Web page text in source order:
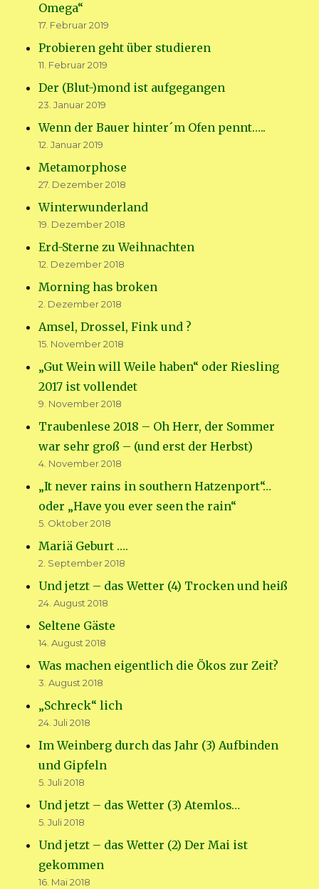
Omega“
17. Februar 2019
Probieren geht über studieren
11. Februar 2019
Der (Blut-)mond ist aufgegangen
23. Januar 2019
Wenn der Bauer hinter´m Ofen pennt…..
12. Januar 2019
Metamorphose
27. Dezember 2018
Winterwunderland
19. Dezember 2018
Erd-Sterne zu Weihnachten
12. Dezember 2018
Morning has broken
2. Dezember 2018
Amsel, Drossel, Fink und ?
15. November 2018
„Gut Wein will Weile haben“ oder Riesling
2017 ist vollendet
9. November 2018
Traubenlese 2018 – Oh Herr, der Sommer
war sehr groß – (und erst der Herbst)
4. November 2018
„It never rains in southern Hatzenport“…
oder „Have you ever seen the rain“
5. Oktober 2018
Mariä Geburt ….
2. September 2018
Und jetzt – das Wetter (4) Trocken und heiß
24. August 2018
Seltene Gäste
14. August 2018
Was machen eigentlich die Ökos zur Zeit?
3. August 2018
„Schreck“ lich
24. Juli 2018
Im Weinberg durch das Jahr (3) Aufbinden
und Gipfeln
5. Juli 2018
Und jetzt – das Wetter (3) Atemlos…
5. Juli 2018
Und jetzt – das Wetter (2) Der Mai ist
gekommen
16. Mai 2018